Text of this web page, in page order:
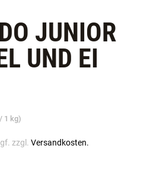
JUNIOR
UND EI
/ 1 kg)
zzgl. Versandkosten.